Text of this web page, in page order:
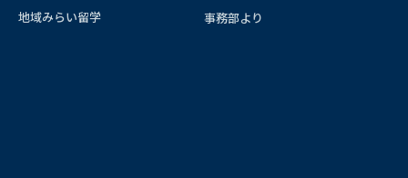
地域みらい留学
事務部より